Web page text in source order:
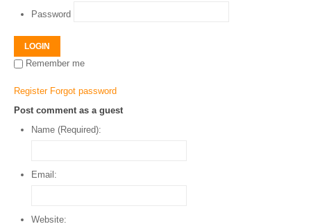
Password
LOGIN
Remember me
Register Forgot password
Post comment as a guest
Name (Required):
Email:
Website: